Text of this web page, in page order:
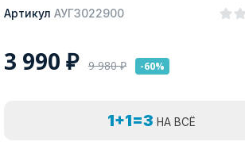
Артикул АУГЗ022900
3 990 ₽ 9 980₽ -60%
1+1=3 НА ВСЁ